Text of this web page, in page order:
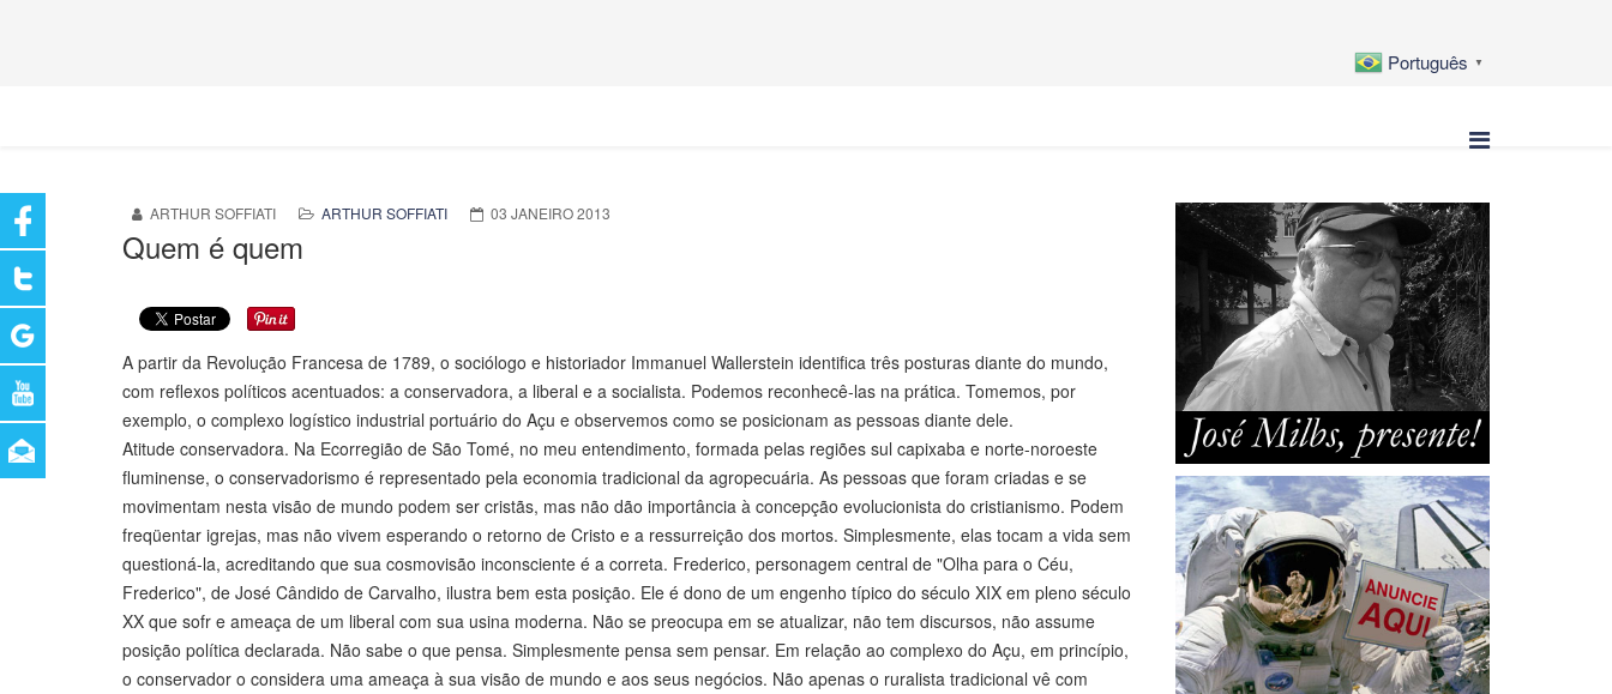
Português ▼
ARTHUR SOFFIATI ARTHUR SOFFIATI 03 JANEIRO 2013
Quem é quem
A partir da Revolução Francesa de 1789, o sociólogo e historiador Immanuel Wallerstein identifica três posturas diante do mundo,
com reflexos políticos acentuados: a conservadora, a liberal e a socialista. Podemos reconhecê-las na prática. Tomemos, por
exemplo, o complexo logístico industrial portuário do Açu e observemos como se posicionam as pessoas diante dele.
Atitude conservadora. Na Ecorregião de São Tomé, no meu entendimento, formada pelas regiões sul capixaba e norte-noroeste
fluminense, o conservadorismo é representado pela economia tradicional da agropecuária. As pessoas que foram criadas e se
movimentam nesta visão de mundo podem ser cristãs, mas não dão importância à concepção evolucionista do cristianismo. Podem
freqüentar igrejas, mas não vivem esperando o retorno de Cristo e a ressurreição dos mortos. Simplesmente, elas tocam a vida sem
questioná-la, acreditando que sua cosmovisão inconsciente é a correta. Frederico, personagem central de "Olha para o Céu,
Frederico", de José Cândido de Carvalho, ilustra bem esta posição. Ele é dono de um engenho típico do século XIX em pleno século
XX que sofr e ameaça de um liberal com sua usina moderna. Não se preocupa em se atualizar, não tem discursos, não assume
posição política declarada. Não sabe o que pensa. Simplesmente pensa sem pensar. Em relação ao complexo do Açu, em princípio,
o conservador o considera uma ameaça à sua visão de mundo e aos seus negócios. Não apenas o ruralista tradicional vê com